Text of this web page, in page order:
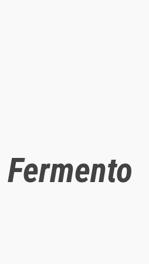
Fermento